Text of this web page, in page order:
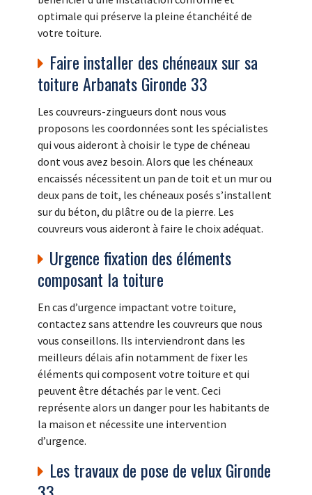
optimale qui préserve la pleine étanchéité de
votre toiture.
Faire installer des chéneaux sur sa
toiture Arbanats Gironde 33
Les couvreurs-zingueurs dont nous vous
proposons les coordonnées sont les spécialistes
qui vous aideront à choisir le type de chéneau
dont vous avez besoin. Alors que les chéneaux
encaissés nécessitent un pan de toit et un mur ou
deux pans de toit, les chéneaux posés s’installent
sur du béton, du plâtre ou de la pierre. Les
couvreurs vous aideront à faire le choix adéquat.
Urgence fixation des éléments
composant la toiture
En cas d’urgence impactant votre toiture,
contactez sans attendre les couvreurs que nous
vous conseillons. Ils interviendront dans les
meilleurs délais afin notamment de fixer les
éléments qui composent votre toiture et qui
peuvent être détachés par le vent. Ceci
représente alors un danger pour les habitants de
la maison et nécessite une intervention
d’urgence.
Les travaux de pose de velux Gironde